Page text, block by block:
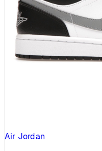
Air Jordan